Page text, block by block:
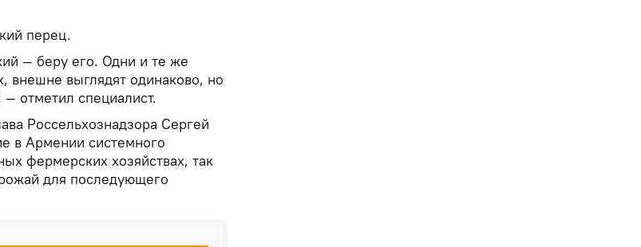
перец.
— беру его. Одни и те же
внешне выглядят одинаково, но
отметил специалист.
Россельхознадзора Сергей
в Армении системного
фермерских хозяйствах, так
для последующего